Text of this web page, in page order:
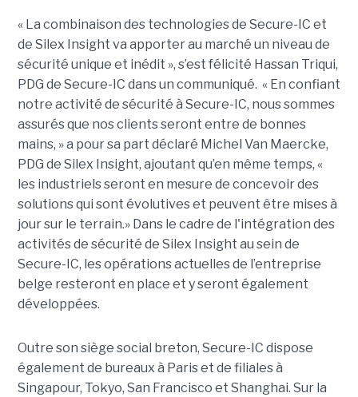
« La combinaison des technologies de Secure-IC et
de Silex Insight va apporter au marché un niveau de
sécurité unique et inédit », s’est félicité Hassan Triqui,
PDG de Secure-IC dans un communiqué. « En confiant
notre activité de sécurité à Secure-IC, nous sommes
assurés que nos clients seront entre de bonnes
mains, » a pour sa part déclaré Michel Van Maercke,
PDG de Silex Insight, ajoutant qu’en même temps, «
les industriels seront en mesure de concevoir des
solutions qui sont évolutives et peuvent être mises à
jour sur le terrain.» Dans le cadre de l'intégration des
activités de sécurité de Silex Insight au sein de
Secure-IC, les opérations actuelles de l’entreprise
belge resteront en place et y seront également
développées.
Outre son siège social breton, Secure-IC dispose
également de bureaux à Paris et de filiales à
Singapour, Tokyo, San Francisco et Shanghai. Sur la